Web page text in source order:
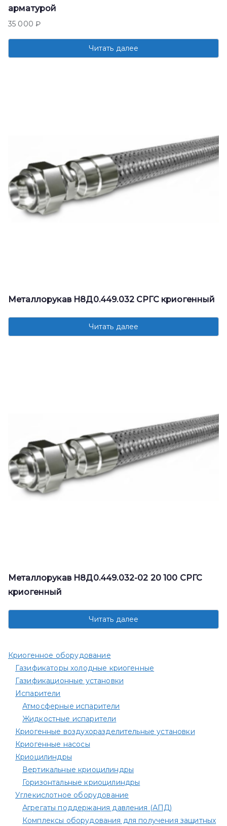
арматурой
35 000₽
Читать далее
Металлорукав Н8Д0.449.032 СРГС криогенный
Читать далее
Металлорукав Н8Д0.449.032-02 20 100 СРГС
криогенный
Читать далее
Криогенное оборудование
Газификаторы холодные криогенные
Газификационные установки
Испарители
Атмосферные испарители
Жидкостные испарители
Криогенные воздухоразделительные установки
Криогенные насосы
Криоцилиндры
Вертикальные криоцилиндры
Горизонтальные криоцилиндры
Углекислотное оборудование
Агрегаты поддержания давления (АПД)
Комплексы оборудования для получения защитных